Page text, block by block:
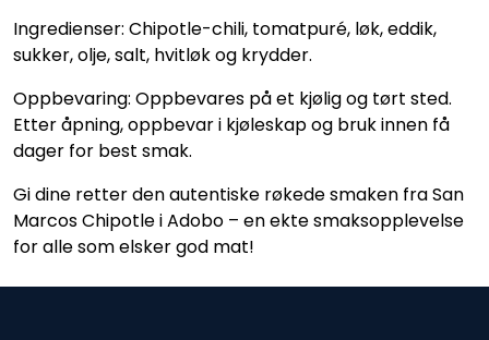
Ingredienser: Chipotle-chili, tomatpuré, løk, eddik,
sukker, olje, salt, hvitløk og krydder.
Oppbevaring: Oppbevares på et kjølig og tørt sted.
Etter åpning, oppbevar i kjøleskap og bruk innen få
dager for best smak.
Gi dine retter den autentiske røkede smaken fra San
Marcos Chipotle i Adobo – en ekte smaksopplevelse
for alle som elsker god mat!